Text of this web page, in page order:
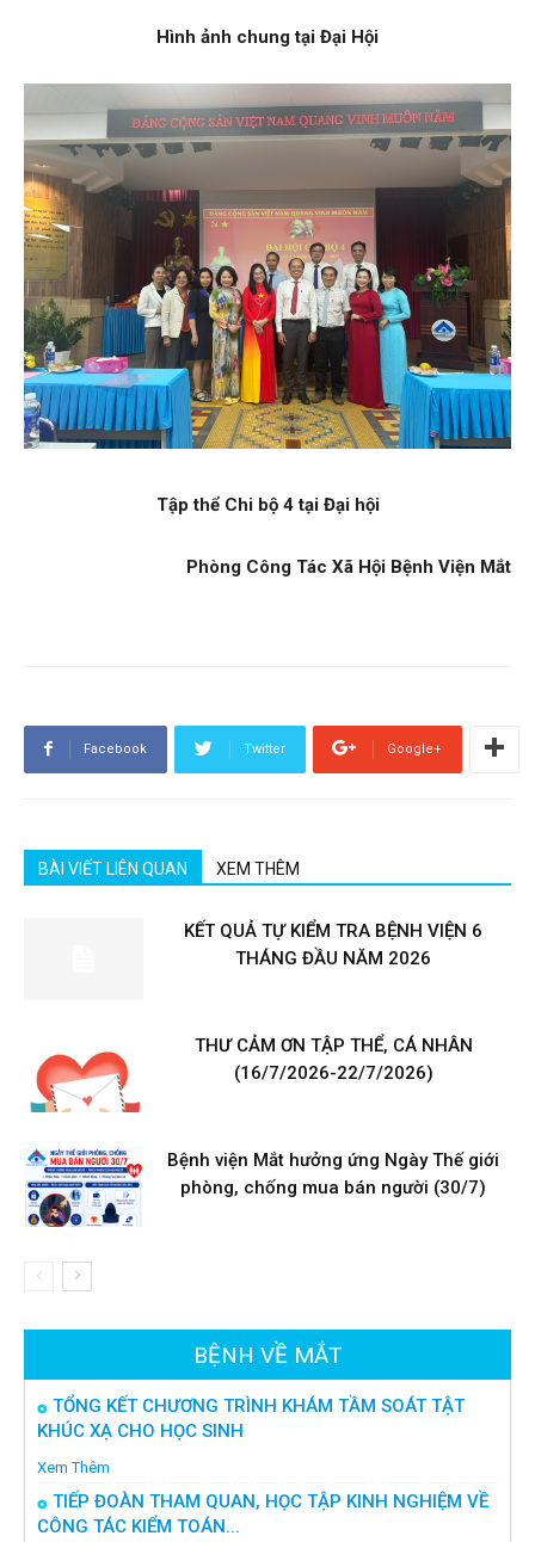
Hình ảnh chung tại Đại Hội
Tập thể Chi bộ 4 tại Đại hội
Phòng Công Tác Xã Hội Bệnh Viện Mắt
Facebook Twitter Google+
BÀI VIẾT LIÊN QUAN XEM THÊM
KẾT QUẢ TỰ KIỂM TRA BỆNH VIỆN 6
THÁNG ĐẦU NĂM 2026
THƯ CẢM ƠN TẬP THỂ, CÁ NHÂN
(16/7/2026-22/7/2026)
Bệnh viện Mắt hưởng ứng Ngày Thế giới
phòng, chống mua bán người (30/7)
BỆNH VỀ MẮT
TỔNG KẾT CHƯƠNG TRÌNH KHÁM TẦM SOÁT TẬT
KHÚC XẠ CHO HỌC SINH
Xem Thêm
TIẾP ĐOÀN THAM QUAN, HỌC TẬP KINH NGHIỆM VỀ
CÔNG TÁC KIỂM TOÁN...